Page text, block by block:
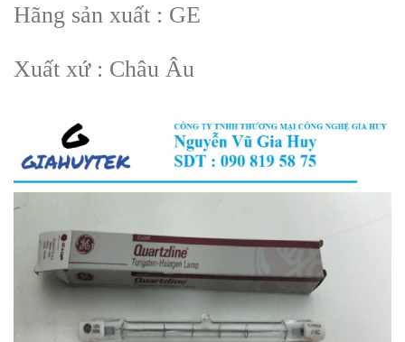
Hãng sản xuất : GE
Xuất xứ : Châu Âu